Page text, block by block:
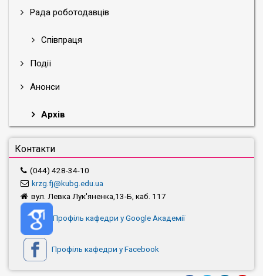
Рада роботодавців
Співпраця
Події
Анонси
Архів
Контакти
(044) 428-34-10
krzg.fj@kubg.edu.ua
вул. Левка Лук'яненка,13-Б, каб. 117
Профіль кафедри у Google Академії
Профіль кафедри у Facebook